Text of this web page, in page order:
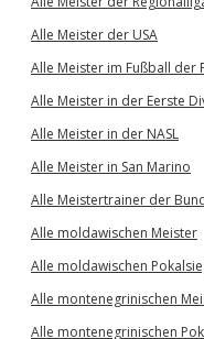
Alle Meister der USA
Alle Meister im Fußball der
Alle Meister in der Eerste
Alle Meister in der NASL
Alle Meister in San Marino
Alle Meistertrainer der
Alle moldawischen Meister
Alle moldawischen
Alle montenegrinischen
Alle montenegrinischen